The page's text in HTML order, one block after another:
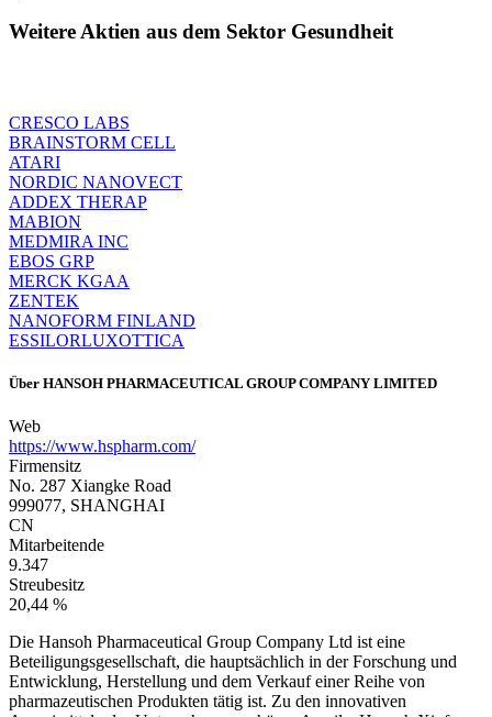
Weitere Aktien aus dem Sektor Gesundheit
CRESCO LABS
BRAINSTORM CELL
ATARI
NORDIC NANOVECT
ADDEX THERAP
MABION
MEDMIRA INC
EBOS GRP
MERCK KGAA
ZENTEK
NANOFORM FINLAND
ESSILORLUXOTTICA
Über HANSOH PHARMACEUTICAL GROUP COMPANY LIMITED
Web
https://www.hspharm.com/
Firmensitz
No. 287 Xiangke Road
999077, SHANGHAI
CN
Mitarbeitende
9.347
Streubesitz
20,44 %
Die Hansoh Pharmaceutical Group Company Ltd ist eine
Beteiligungsgesellschaft, die hauptsächlich in der Forschung und
Entwicklung, Herstellung und dem Verkauf einer Reihe von
pharmazeutischen Produkten tätig ist. Zu den innovativen